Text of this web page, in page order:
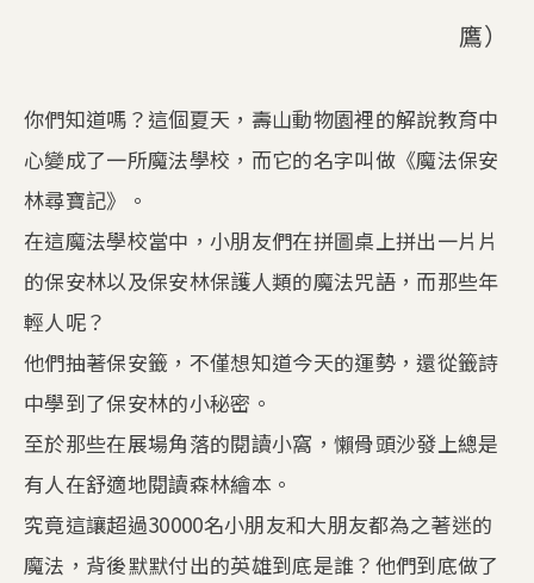
鷹）
你們知道嗎？這個夏天，壽山動物園裡的解說教育中
心變成了一所魔法學校，而它的名字叫做《魔法保安
林尋寶記》。
在這魔法學校當中，小朋友們在拼圖桌上拼出一片片
的保安林以及保安林保護人類的魔法咒語，而那些年
輕人呢？
他們抽著保安籤，不僅想知道今天的運勢，還從籤詩
中學到了保安林的小秘密。
至於那些在展場角落的閱讀小窩，懶骨頭沙發上總是
有人在舒適地閱讀森林繪本。
究竟這讓超過30000名小朋友和大朋友都為之著迷的
魔法，背後默默付出的英雄到底是誰？他們到底做了